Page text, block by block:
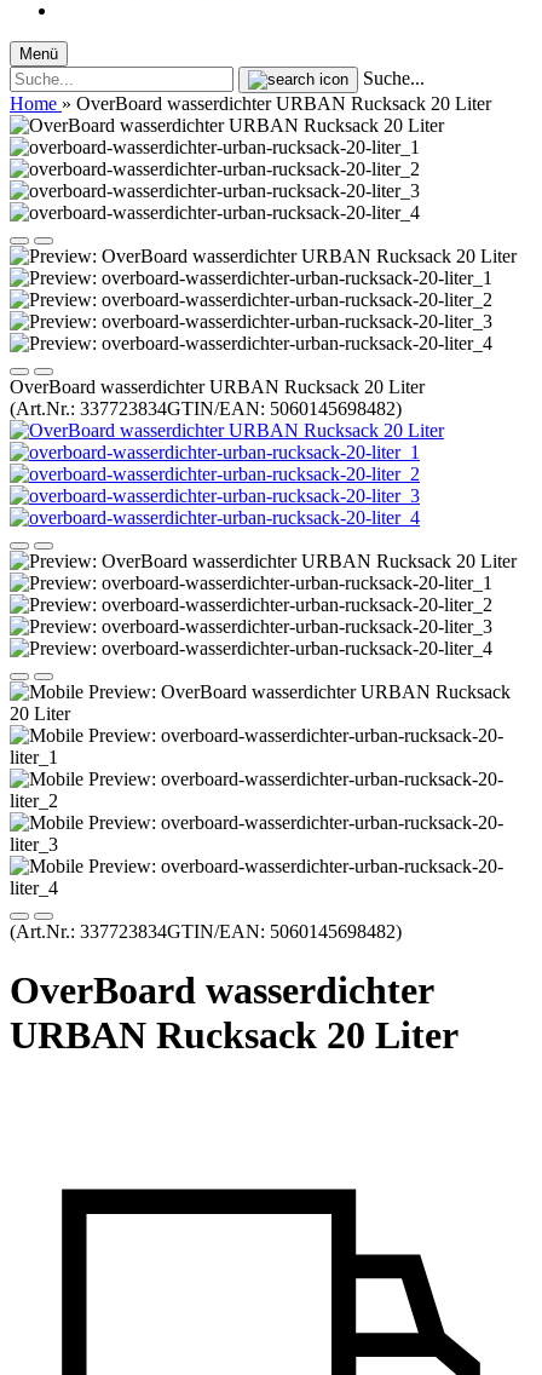
Menü
Suche...
Home » OverBoard wasserdichter URBAN Rucksack 20 Liter
OverBoard wasserdichter URBAN Rucksack 20 Liter
(Art.Nr.: 337723834GTIN/EAN: 5060145698482)
(Art.Nr.: 337723834GTIN/EAN: 5060145698482)
OverBoard wasserdichter
URBAN Rucksack 20 Liter